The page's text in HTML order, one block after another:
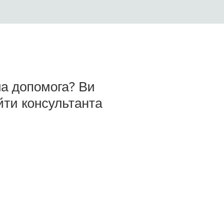
допомога? Ви
консультанта